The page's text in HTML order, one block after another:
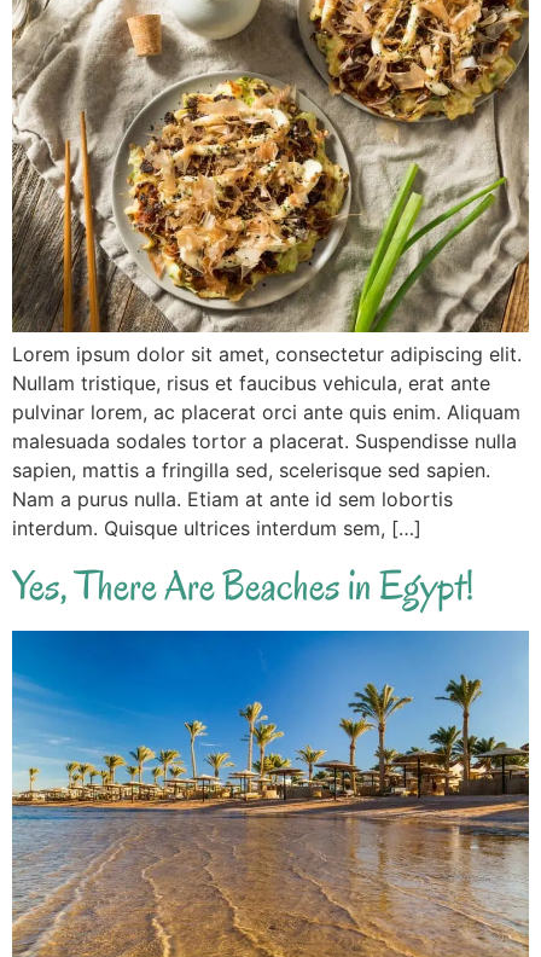
Lorem ipsum dolor sit amet, consectetur adipiscing elit.
Nullam tristique, risus et faucibus vehicula, erat ante
pulvinar lorem, ac placerat orci ante quis enim. Aliquam
malesuada sodales tortor a placerat. Suspendisse nulla
sapien, mattis a fringilla sed, scelerisque sed sapien.
Nam a purus nulla. Etiam at ante id sem lobortis
interdum. Quisque ultrices interdum sem, […]
Yes, There Are Beaches in Egypt!